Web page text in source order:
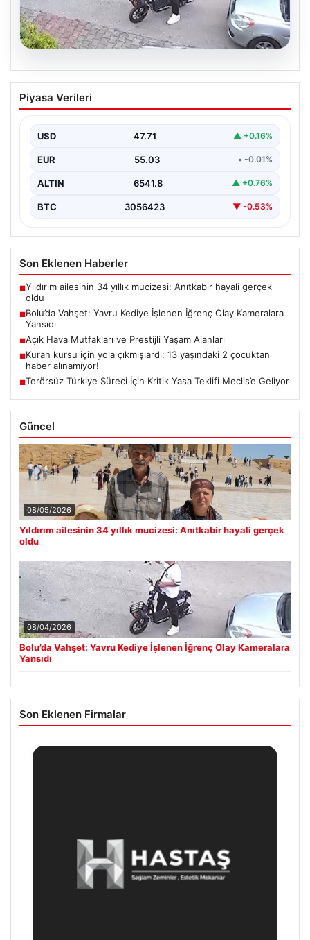
Bolu’da Vahşet: Yavru Kediye İşlenen
İğrenç Olay Kameralara Yansıdı
günlerde meydana gelen korkutucu olay, bölgedeki
sakinleri derinden sarstı. Elektrikli…
Piyasa Verileri
USD 47.71 ▲ +0.16%
EUR 55.03 • -0.01%
ALTIN 6541.8 ▲ +0.76%
BTC 3056423 ▼ -0.53%
Son Eklenen Haberler
■Yıldırım ailesinin 34 yıllık mucizesi: Anıtkabir hayali gerçek
oldu
■Bolu’da Vahşet: Yavru Kediye İşlenen İğrenç Olay Kameralara
Yansıdı
■Açık Hava Mutfakları ve Prestijli Yaşam Alanları
■Kuran kursu için yola çıkmışlardı: 13 yaşındaki 2 çocuktan
haber alınamıyor!
■Terörsüz Türkiye Süreci İçin Kritik Yasa Teklifi Meclis’e Geliyor
Güncel
08/05/2026
Yıldırım ailesinin 34 yıllık mucizesi: Anıtkabir hayali gerçek
oldu
08/04/2026
Bolu’da Vahşet: Yavru Kediye İşlenen İğrenç Olay Kameralara
Yansıdı
Son Eklenen Firmalar